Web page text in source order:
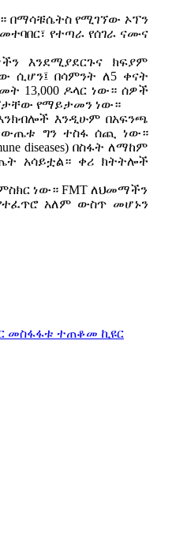
በማሳቹሴትስ የሚገኘው ኦፕን
የተጣራ የሰገራ ናሙና
እንደሚያደርጉና ክፍያም
ሲሆን፤ በሳምንት ለ5 ቀናት
13,000 ዶላር ነው። ሰዎች
የማይታመን ነው።
እንዲሁም በአፍንጫ
ውጤቱ ግን ተስፋ ሰጪ ነው።
diseases) በስፋት ለማከም
አሳይቷል። ቀሪ ክትትሎች
ነው። FMT ለህመማችን
አለም ውስጥ መሆኑን
መስፋፋቱ ተጠቆመ ኪዩር